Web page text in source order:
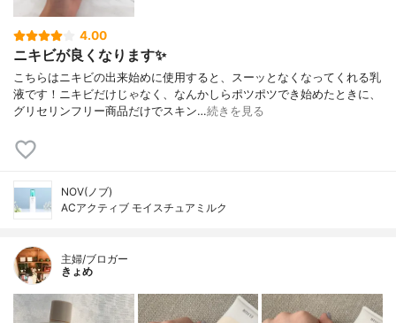
4.00
ニキビが良くなります✨
こちらはニキビの出来始めに使用すると、スーッとなくなってくれる乳
液です！ニキビだけじゃなく、なんかしらポツポツでき始めたときに、
グリセリンフリー商品だけでスキン…続きを見る
NOV(ノブ)
ACアクティブ モイスチュアミルク
主婦/ブロガー
きょめ